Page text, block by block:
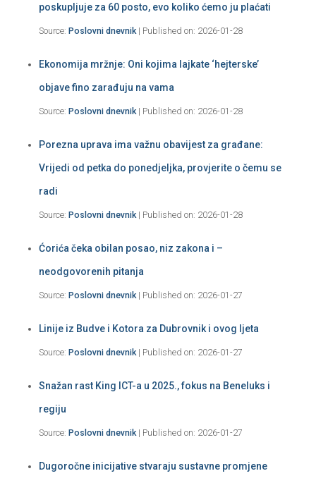
poskupljuje za 60 posto, evo koliko ćemo ju plaćati
Source: Poslovni dnevnik Published on: 2026-01-28
Ekonomija mržnje: Oni kojima lajkate ‘hejterske’
objave fino zarađuju na vama
Source: Poslovni dnevnik Published on: 2026-01-28
Porezna uprava ima važnu obavijest za građane:
Vrijedi od petka do ponedjeljka, provjerite o čemu se
radi
Source: Poslovni dnevnik Published on: 2026-01-28
Ćorića čeka obilan posao, niz zakona i –
neodgovorenih pitanja
Source: Poslovni dnevnik Published on: 2026-01-27
Linije iz Budve i Kotora za Dubrovnik i ovog ljeta
Source: Poslovni dnevnik Published on: 2026-01-27
Snažan rast King ICT-a u 2025., fokus na Beneluks i
regiju
Source: Poslovni dnevnik Published on: 2026-01-27
Dugoročne inicijative stvaraju sustavne promjene